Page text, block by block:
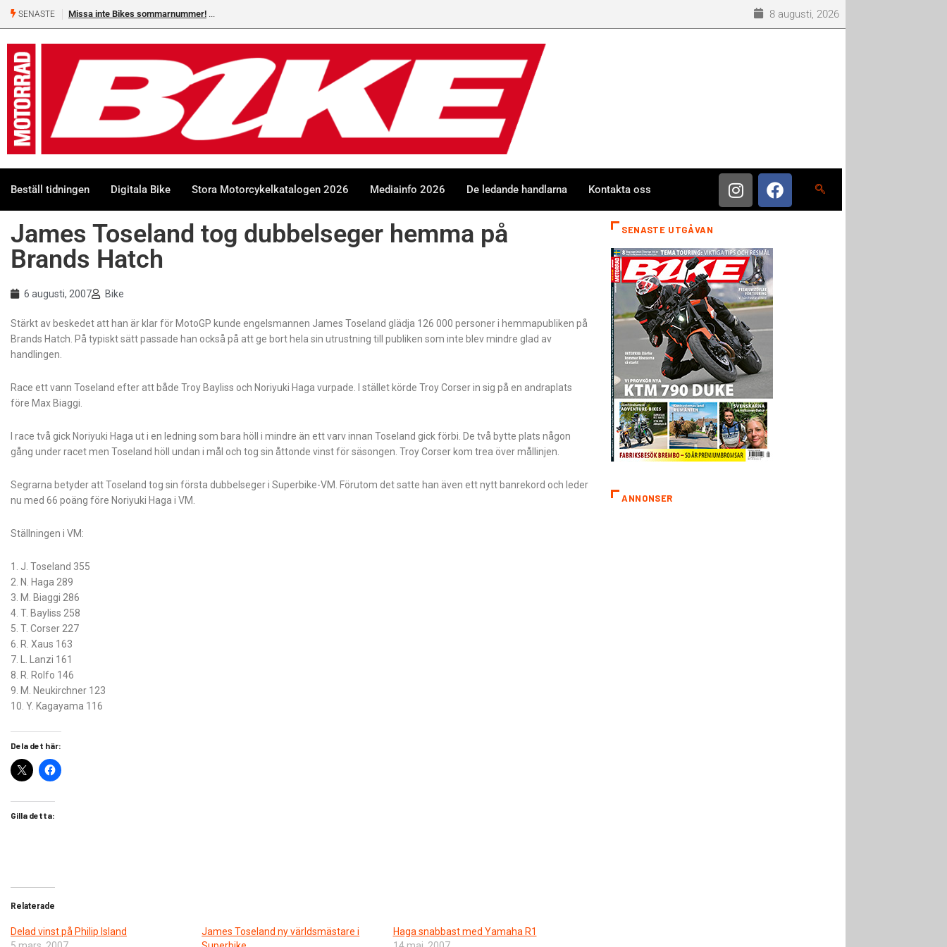
SENASTE Missa inte Bikes sommarnummer! 8 augusti, 2026
Beställ tidningen Digitala Bike Stora Motorcykelkatalogen 2026 Mediainfo 2026 De ledande handlarna Kontakta oss
James Toseland tog dubbelseger hemma på
Brands Hatch
6 augusti, 2007 Bike
Stärkt av beskedet att han är klar för MotoGP kunde engelsmannen James Toseland glädja 126 000 personer i hemmapubliken på
Brands Hatch. På typiskt sätt passade han också på att ge bort hela sin utrustning till publiken som inte blev mindre glad av
handlingen.
Race ett vann Toseland efter att både Troy Bayliss och Noriyuki Haga vurpade. I stället körde Troy Corser in sig på en andraplats
före Max Biaggi.
I race två gick Noriyuki Haga ut i en ledning som bara höll i mindre än ett varv innan Toseland gick förbi. De två bytte plats någon
gång under racet men Toseland höll undan i mål och tog sin åttonde vinst för säsongen. Troy Corser kom trea över mållinjen.
Segrarna betyder att Toseland tog sin första dubbelseger i Superbike-VM. Förutom det satte han även ett nytt banrekord och leder
nu med 66 poäng före Noriyuki Haga i VM.
Ställningen i VM:
1. J. Toseland 355
2. N. Haga 289
3. M. Biaggi 286
4. T. Bayliss 258
5. T. Corser 227
6. R. Xaus 163
7. L. Lanzi 161
8. R. Rolfo 146
9. M. Neukirchner 123
10. Y. Kagayama 116
Dela det här:
Gilla detta:
Relaterade
Delad vinst på Philip Island
James Toseland ny världsmästare i
Haga snabbast med Yamaha R1
SENASTE UTGÅVAN
ANNONSER